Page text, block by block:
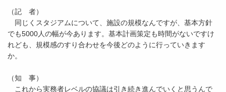
（記 者）
同じくスタジアムについて、施設の規模なんですが、基本方針
でも5000人の幅が今あります。基本計画策定も時間がないですけ
れども、規模感のすり合わせを今後どのように行っていきます
か。
（知 事）
これから実務者レベルの協議は引き続き進んでいくと思うんで